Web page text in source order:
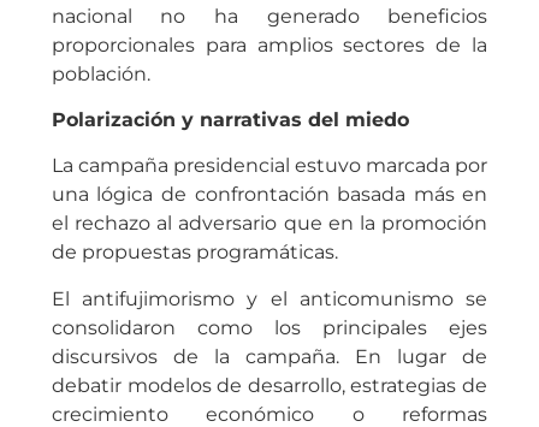
nacional no ha generado beneficios
proporcionales para amplios sectores de la
población.
Polarización y narrativas del miedo
La campaña presidencial estuvo marcada por
una lógica de confrontación basada más en
el rechazo al adversario que en la promoción
de propuestas programáticas.
El antifujimorismo y el anticomunismo se
consolidaron como los principales ejes
discursivos de la campaña. En lugar de
debatir modelos de desarrollo, estrategias de
crecimiento económico o reformas